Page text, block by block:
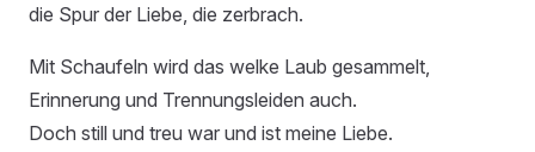
die Spur der Liebe, die zerbrach.
Mit Schaufeln wird das welke Laub gesammelt,
Erinnerung und Trennungsleiden auch.
Doch still und treu war und ist meine Liebe.